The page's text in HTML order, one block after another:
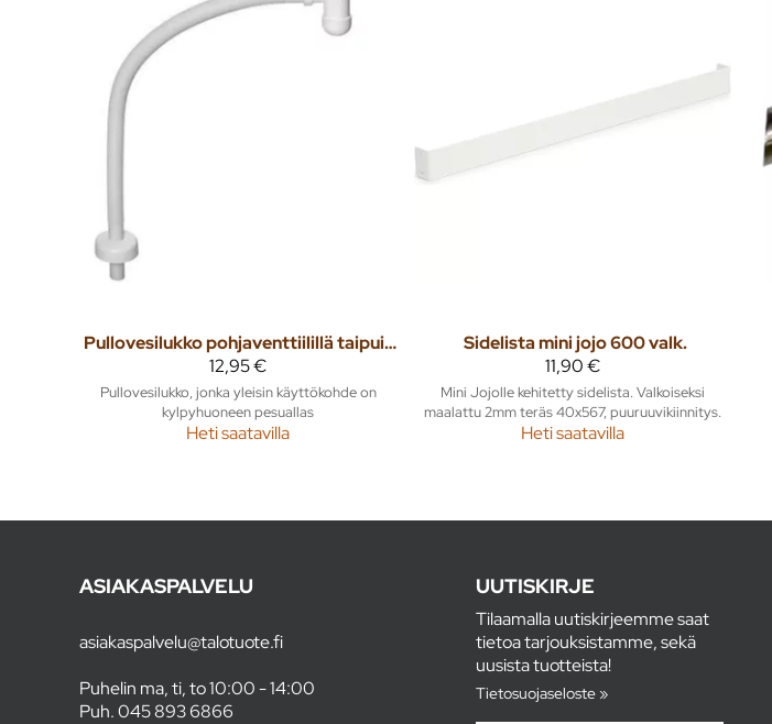
Pullovesilukko pohjaventtiilillä taipuisa putki
12,95 €
Pullovesilukko, jonka yleisin käyttökohde on
kylpyhuoneen pesuallas
Heti saatavilla
Sidelista mini jojo 600 valk.
11,90 €
Mini Jojolle kehitetty sidelista. Valkoiseksi
maalattu 2mm teräs 40x567, puuruuvikiinnitys.
Heti saatavilla
ASIAKASPALVELU
asiakaspalvelu@talotuote.fi
Puhelin ma, ti, to 10:00 - 14:00
Puh.045 893 6866
UUTISKIRJE
Tilaamalla uutiskirjeemme saat
tietoa tarjouksistamme, sekä
uusista tuotteista!
Tietosuojaseloste »